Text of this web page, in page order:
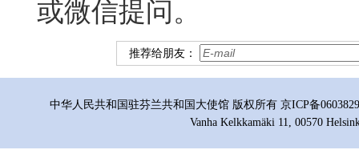
或微信提问。
推荐给朋友：
中华人民共和国驻芬兰共和国大使馆 版权所有 京ICP备
Vanha Kelkkamäki 11, 00570